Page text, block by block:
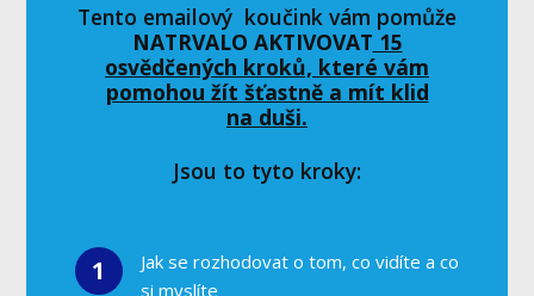
Tento emailový koučink vám pomůže
NATRVALO AKTIVOVAT 15
osvědčených kroků, které vám
pomohou žít šťastně a mít klid
na duši.
Jsou to tyto kroky:
1
Jak se rozhodovat o tom, co vidíte a co
si myslíte